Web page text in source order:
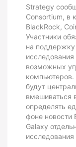
Strategy
Consortium, в
BlackRock,
Участники
на поддержку
возможных
компьютеров.
будут
вмешиваться
определять
фоне новости
Galaxy